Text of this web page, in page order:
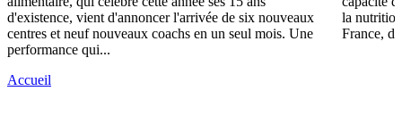
d'existence, vient d'annoncer l'arrivée de six nouveaux
centres et neuf nouveaux coachs en un seul mois. Une
performance qui...
la
France,
Accueil